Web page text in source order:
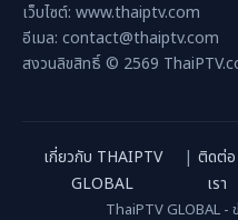
เว็บไซต์: www.thaiptv.com
อีเมล: contact@thaiptv.com
สงวนลิขสิทธิ์ © 2569
เกี่ยวกับ THAIPTV
GLOBAL
| ติดต่อ
เรา
ThaiPTV GLOBAL -